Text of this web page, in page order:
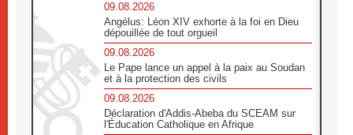
09.08.2026
Angélus: Léon XIV exhorte à la foi en Dieu
dépouillée de tout orgueil
09.08.2026
Le Pape lance un appel à la paix au Soudan
et à la protection des civils
09.08.2026
Déclaration d'Addis-Abeba du SCEAM sur
l'Éducation Catholique en Afrique